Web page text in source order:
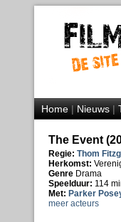
Home|Nieuws|
The Event
Regie: Thom
Herkomst:
Genre Drama
Speelduur: 114
Met: Parker
meer acteurs